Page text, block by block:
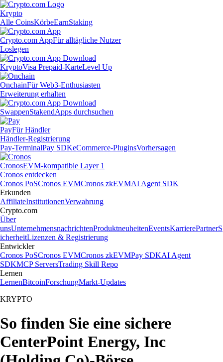
Krypto
Alle CoinsKörbeEarnStaking
Crypto.com AppFür alltägliche Nutzer
Loslegen
KryptoVisa Prepaid-KarteLevel Up
OnchainFür Web3-Enthusiasten
Erweiterung erhalten
SwappenStakendApps durchsuchen
PayFür Händler
Händler-Registrierung
Pay-TerminalPay SDKeCommerce-PluginsVorhersagen
CronosEVM-kompatible Layer 1
Cronos entdecken
Cronos PoSCronos EVMCronos zkEVMAI Agent SDK
Erkunden
AffiliateInstitutionenVerwahrung
Crypto.com
Über
unsUnternehmensnachrichtenProduktneuheitenEventsKarrierePartnerS
icherheitLizenzen & Registrierung
Entwickler
Cronos PoSCronos EVMCronos zkEVMPay SDKAI Agent
SDKMCP ServersTrading Skill Repo
Lernen
LernenBitcoinForschungMarkt-Updates
KRYPTO
So finden Sie eine sichere
CenterPoint Energy, Inc